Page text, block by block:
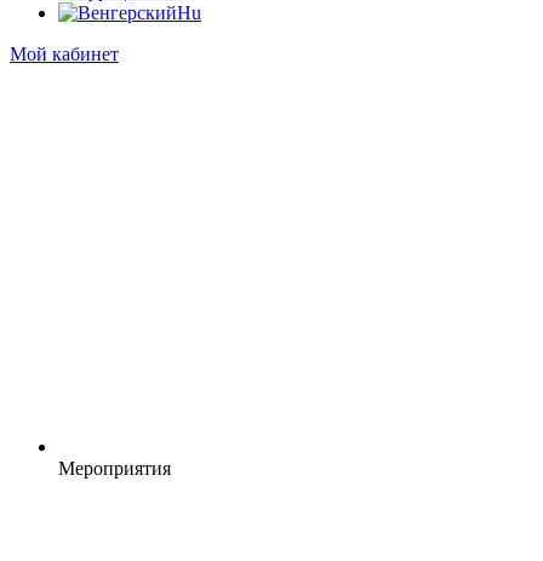
Hu
Мой кабинет
Мероприятия